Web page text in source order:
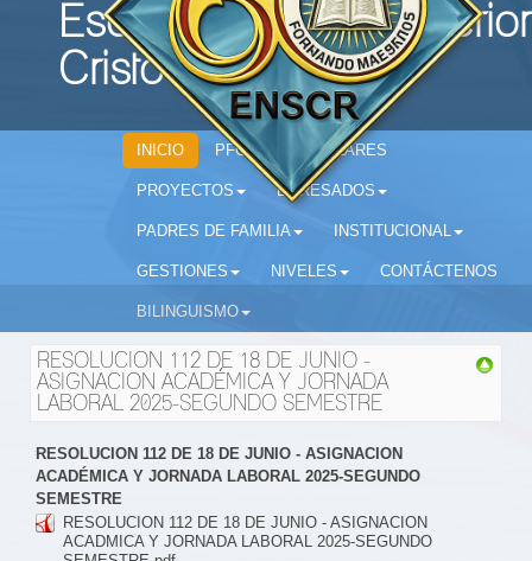
Escuela Normal Superior
Cristo Rey
INICIO PFC CIRCULARES
PROYECTOS EGRESADOS
PADRES DE FAMILIA INSTITUCIONAL
GESTIONES NIVELES CONTÁCTENOS
BILINGUISMO
RESOLUCION 112 DE 18 DE JUNIO -
ASIGNACION ACADÉMICA Y JORNADA
LABORAL 2025-SEGUNDO SEMESTRE
RESOLUCION 112 DE 18 DE JUNIO - ASIGNACION
ACADÉMICA Y JORNADA LABORAL 2025-SEGUNDO
SEMESTRE
RESOLUCION 112 DE 18 DE JUNIO - ASIGNACION
ACADMICA Y JORNADA LABORAL 2025-SEGUNDO